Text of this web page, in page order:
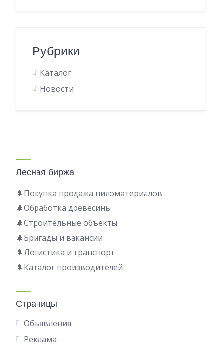
Рубрики
Каталог
Новости
Лесная биржа
🌲Покупка продажа пиломатериалов
🌲Обработка древесины
🌲Строительные объекты
🌲Бригады и вакансии
🌲Логистика и транспорт
🌲Каталог производителей
Страницы
Объявления
Реклама